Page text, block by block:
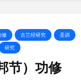
修 古兰经研究
圣训
研究
节）功修